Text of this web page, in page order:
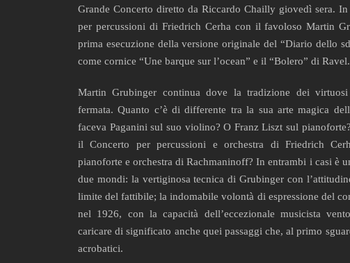
Grande Concerto diretto da Riccardo Chailly giovedì sera.
per percussioni di Friedrich Cerha con il favoloso Martin
prima esecuzione della versione originale del “Diario dello
come cornice “Une barque sur l’ocean” e il “Bolero” di Ravel.
Martin Grubinger continua dove la tradizione dei
fermata. Quanto c’è di differente tra la sua arte magica
faceva Paganini sul suo violino? O Franz Liszt sul
il Concerto per percussioni e orchestra di Friedrich
pianoforte e orchestra di Rachmaninoff? In entrambi i casi è
due mondi: la vertiginosa tecnica di Grubinger con
limite del fattibile; la indomabile volontà di espressione del
nel 1926, con la capacità dell’eccezionale musicista
caricare di significato anche quei passaggi che, al primo
acrobatici.